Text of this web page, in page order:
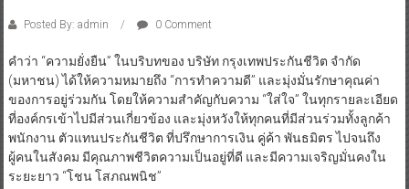
Posted By: admin 0 Comment
คำว่า “ความยั่งยืน” ในบริบทของ บริษัท กรุงเทพประกันชีวิต จำกัด
(มหาชน) ได้ให้ความหมายถึง “การทำความดี” และมุ่งมั่นรักษาคุณค่า
ของการอยู่ร่วมกัน โดยให้ความสำคัญกับความ “ใส่ใจ” ในทุกรายละเอียด
ที่องค์กรเข้าไปมีส่วนเกี่ยวข้อง และมุ่งหวังให้ทุกคนที่มีส่วนร่วมทั้งลูกค้า
พนักงาน ตัวแทนประกันชีวิต ที่ปรึกษาการเงิน คู่ค้า พันธมิตร ไปจนถึง
ผู้คนในสังคม มีคุณภาพชีวิตความเป็นอยู่ที่ดี และมีความเจริญมั่นคงใน
ระยะยาว “โชน โสภณพนิช”